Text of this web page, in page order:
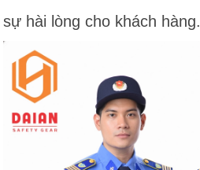
sự hài lòng cho khách hàng.